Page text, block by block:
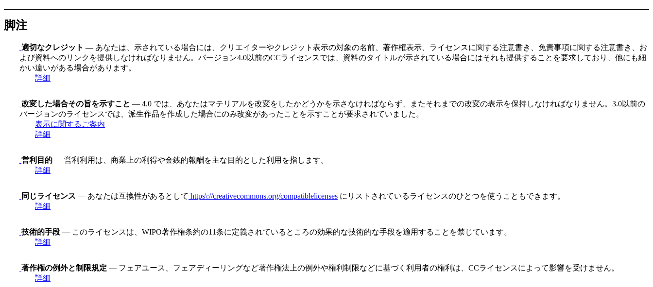
脚注
適切なクレジット — あなたは、示されている場合には、クリエイターやクレジット表示の対象の名前、著作権表示、ライセンスに関する注意書き、免責事項に関する注意書き、お
よび資料へのリンクを提供しなければなりません。バージョン4.0以前のCCライセンスでは、資料のタイトルが示されている場合にはそれも提供することを要求しており、他にも細
かい違いがある場合があります。
詳細
改変した場合その旨を示すこと — 4.0 では、あなたはマテリアルを改変をしたかどうかを示さなければならず、またそれまでの改変の表示を保持しなければなりません。3.0以前の
バージョンのライセンスでは、派生作品を作成した場合にのみ改変があったことを示すことが要求されていました。
表示に関するご案内
詳細
営利目的 — 営利利用は、商業上の利得や金銭的報酬を主な目的とした利用を指します。
詳細
同じライセンス — あなたは互換性があるとして https\://creativecommons.org/compatiblelicenses にリストされているライセンスのひとつを使うこともできます。
詳細
技術的手段 — このライセンスは、WIPO著作権条約の11条に定義されているところの効果的な技術的な手段を適用することを禁じています。
詳細
著作権の例外と制限規定 — フェアユース、フェアディーリングなど著作権法上の例外や権利制限などに基づく利用者の権利は、CCライセンスによって影響を受けません。
詳細